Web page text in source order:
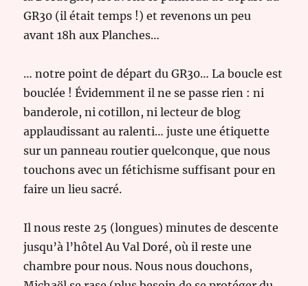
GR30 (il était temps !) et revenons un peu
avant 18h aux Planches…
… notre point de départ du GR30… La boucle est
bouclée ! Évidemment il ne se passe rien : ni
banderole, ni cotillon, ni lecteur de blog
applaudissant au ralenti… juste une étiquette
sur un panneau routier quelconque, que nous
touchons avec un fétichisme suffisant pour en
faire un lieu sacré.
Il nous reste 25 (longues) minutes de descente
jusqu’à l’hôtel Au Val Doré, où il reste une
chambre pour nous. Nous nous douchons,